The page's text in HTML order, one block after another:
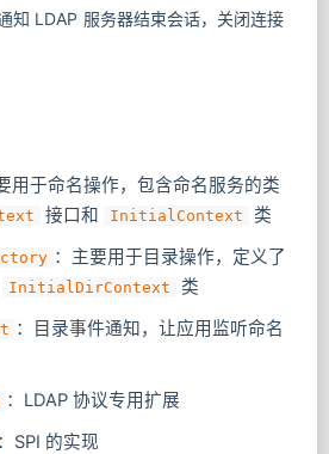
知 LDAP 服务器结束会话，关闭连接
用于命名操作，包含命名服务的类
​ 接口和 InitialContext 类
​：主要用于目录操作，定义了
InitialDirContext 类
：目录事件通知，让应用监听命名
：LDAP 协议专用扩展
：SPI 的实现